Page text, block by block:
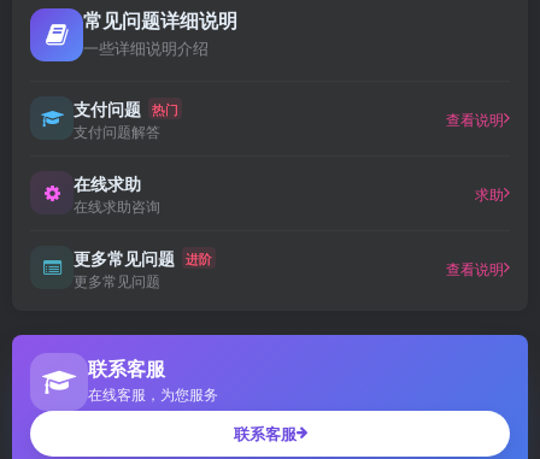
常见问题详细说明
一些详细说明介绍
支付问题 热门
支付问题解答
查看说明
在线求助
在线求助咨询
求助
更多常见问题 进阶
更多常见问题
查看说明
联系客服
在线客服，为您服务
联系客服